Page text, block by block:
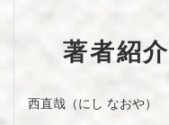
著者紹介
西直哉（にし なおや）